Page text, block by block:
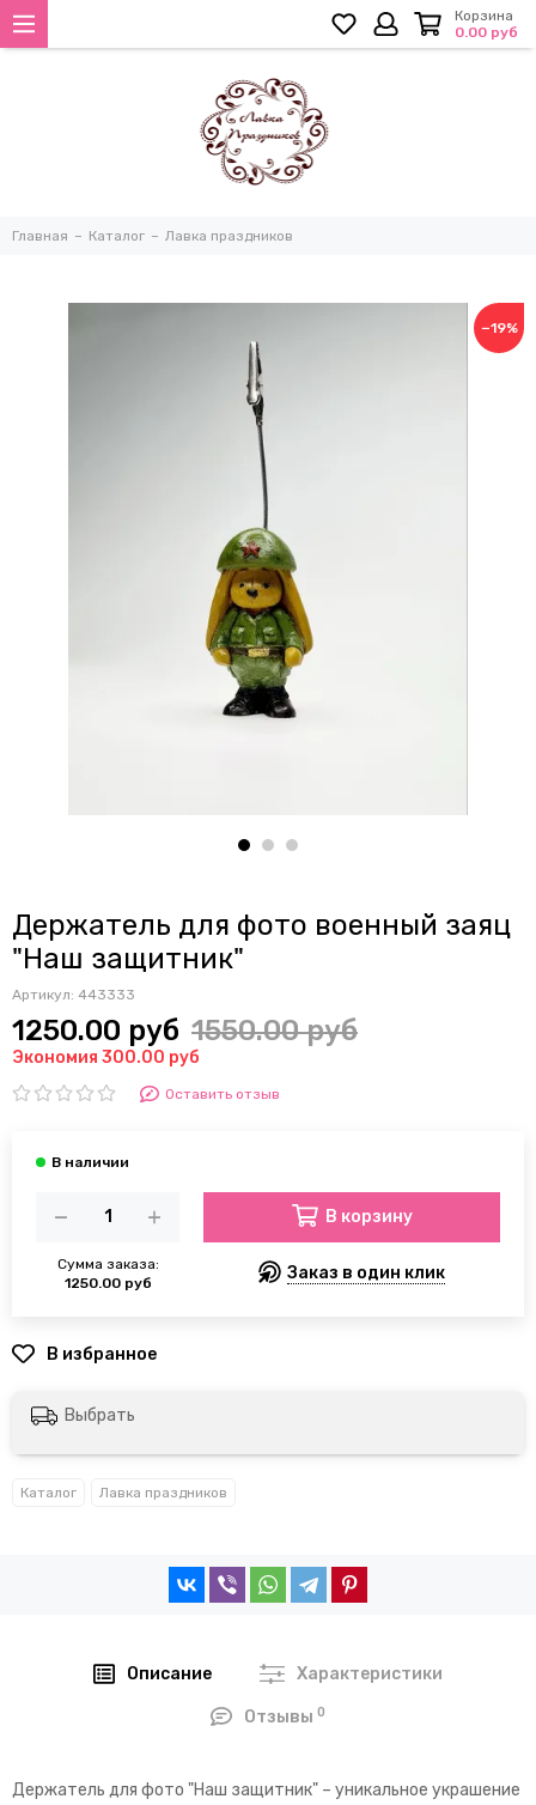
Корзина
0.00 руб
Главная Каталог Лавка праздников
−19%
Держатель для фото военный заяц
"Наш защитник"
Артикул: 443333
1250.00 руб 1550.00 руб
Экономия 300.00 руб
Оставить отзыв
Сумма заказа:
1250.00 руб
В корзину
Заказ в один клик
Выбрать
Каталог Лавка праздников
Описание Характеристики
Отзывы0
Держатель для фото "Наш защитник" – уникальное украшение